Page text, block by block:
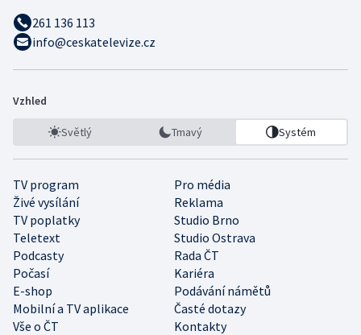
261 136 113
info@ceskatelevize.cz
Vzhled
Světlý Tmavý Systém
TV program
Pro média
Živé vysílání
Reklama
TV poplatky
Studio Brno
Teletext
Studio Ostrava
Podcasty
Rada ČT
Počasí
Kariéra
E-shop
Podávání námětů
Mobilní a TV aplikace
Časté dotazy
Vše o ČT
Kontakty